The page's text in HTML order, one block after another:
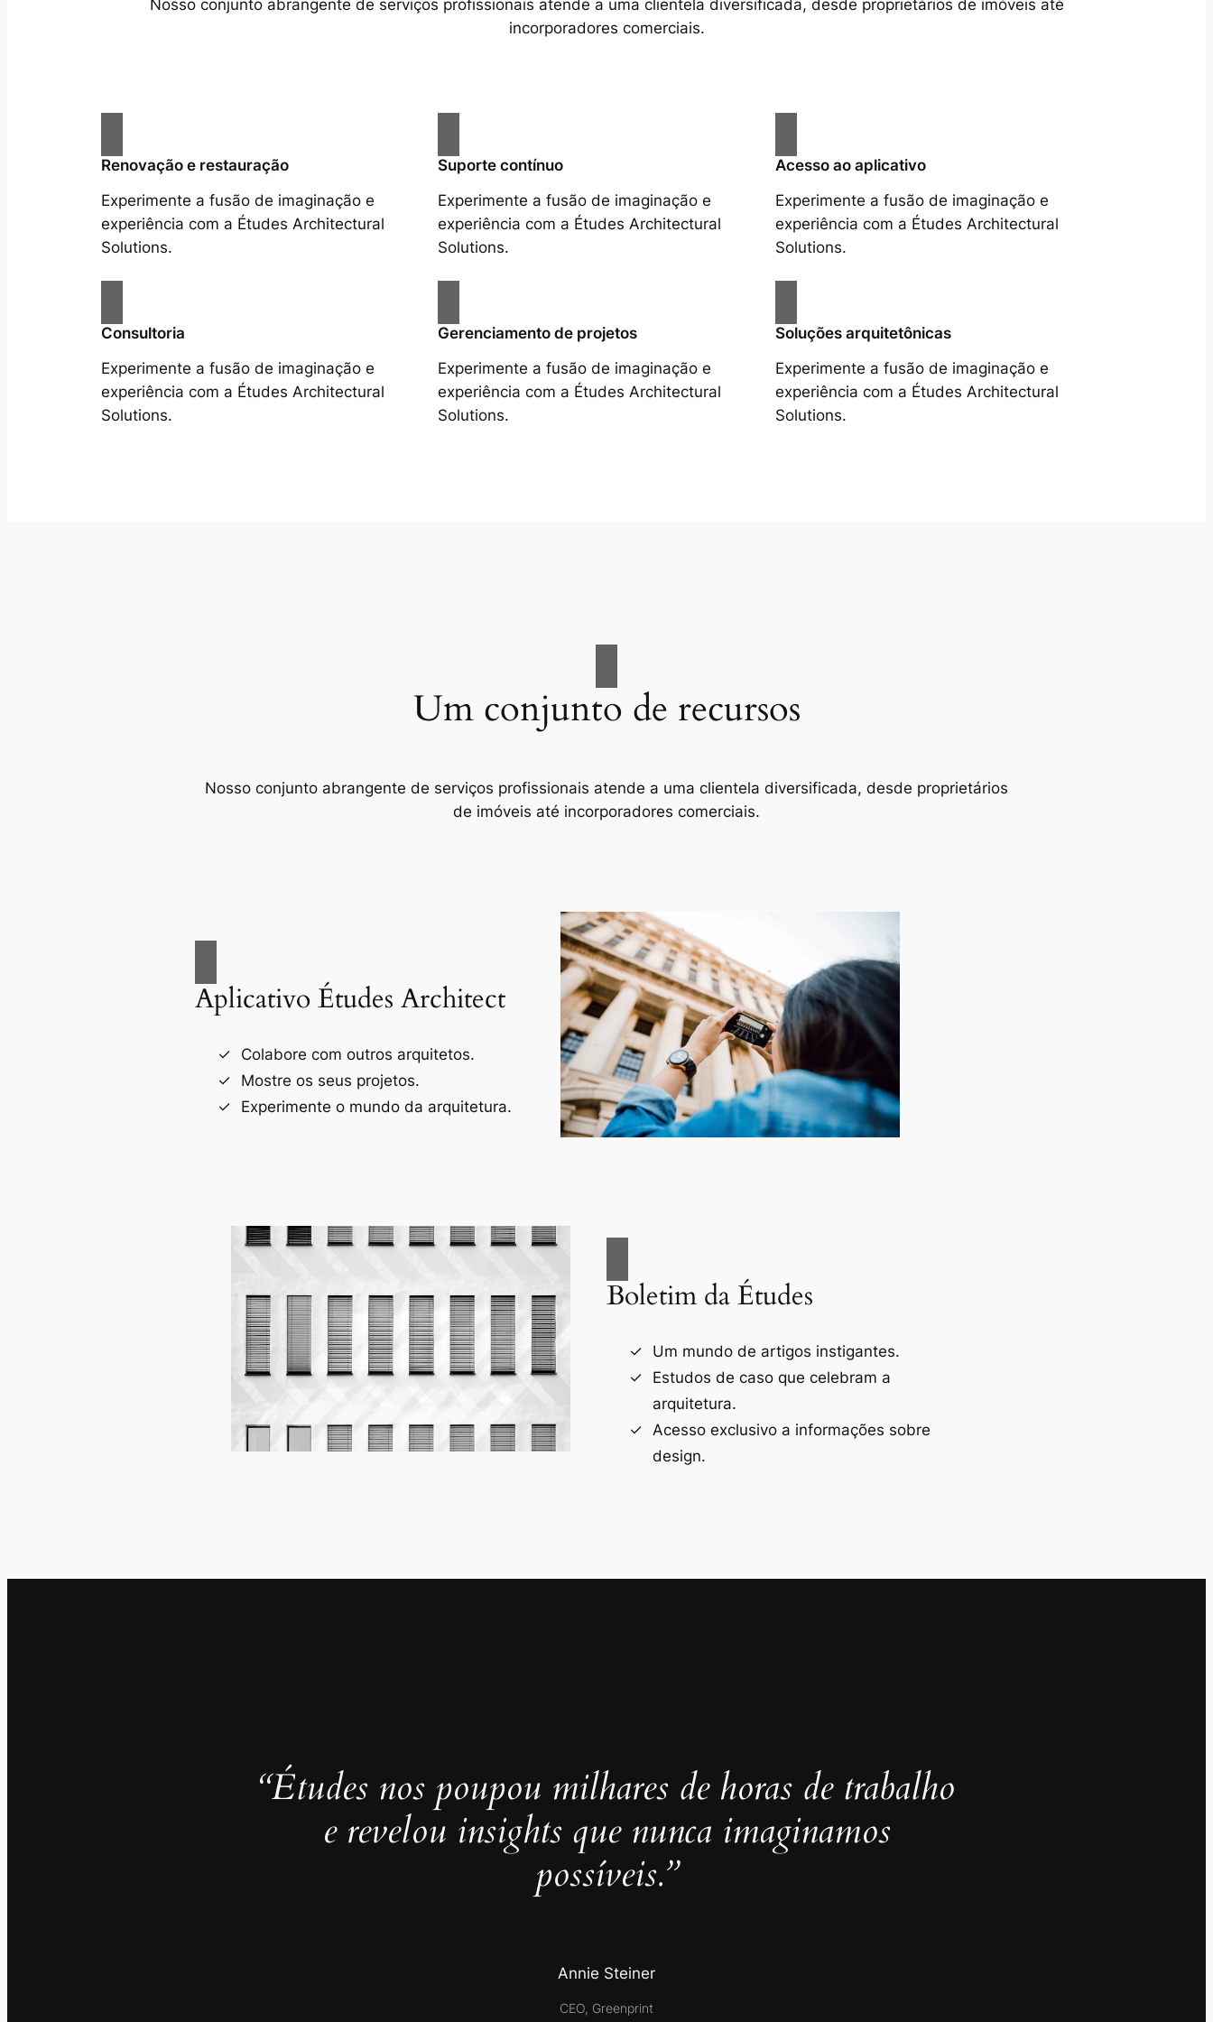
Nosso conjunto abrangente de serviços profissionais atende a uma clientela diversificada, desde proprietários de imóveis até
incorporadores comerciais.
Renovação e restauração
Experimente a fusão de imaginação e
experiência com a Études Architectural
Solutions.
Suporte contínuo
Experimente a fusão de imaginação e
experiência com a Études Architectural
Solutions.
Acesso ao aplicativo
Experimente a fusão de imaginação e
experiência com a Études Architectural
Solutions.
Consultoria
Experimente a fusão de imaginação e
experiência com a Études Architectural
Solutions.
Gerenciamento de projetos
Experimente a fusão de imaginação e
experiência com a Études Architectural
Solutions.
Soluções arquitetônicas
Experimente a fusão de imaginação e
experiência com a Études Architectural
Solutions.
Um conjunto de recursos
Nosso conjunto abrangente de serviços profissionais atende a uma clientela diversificada, desde proprietários
de imóveis até incorporadores comerciais.
Aplicativo Études Architect
Colabore com outros arquitetos.
Mostre os seus projetos.
Experimente o mundo da arquitetura.
Boletim da Études
Um mundo de artigos instigantes.
Estudos de caso que celebram a
arquitetura.
Acesso exclusivo a informações sobre
design.
“Études nos poupou milhares de horas de trabalho
e revelou insights que nunca imaginamos
possíveis.”
Annie Steiner
CEO, Greenprint